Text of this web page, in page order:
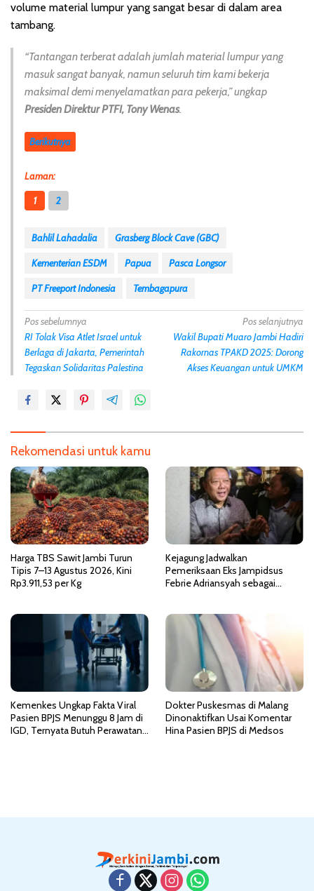
volume material lumpur yang sangat besar di dalam area
tambang.
“Tantangan terberat adalah jumlah material lumpur yang
masuk sangat banyak, namun seluruh tim kami bekerja
maksimal demi menyelamatkan para pekerja,” ungkap
Presiden Direktur PTFI, Tony Wenas.
Berikutnya
Laman:
1
2
Bahlil Lahadalia
Grasberg Block Cave (GBC)
Kementerian ESDM
Papua
Pasca Longsor
PT Freeport Indonesia
Tembagapura
N
a
v
g
s
i
p
o
s
Pos sebelumnya
RI Tolak Visa Atlet Israel untuk
Berlaga di Jakarta, Pemerintah
Tegaskan Solidaritas Palestina
Pos selanjutnya
Wakil Bupati Muaro Jambi Hadiri
Rakornas TPAKD 2025: Dorong
Akses Keuangan untuk UMKM
Rekomendasi untuk kamu
Harga TBS Sawit Jambi Turun
Tipis 7–13 Agustus 2026, Kini
Rp3.911,53 per Kg
Kejagung Jadwalkan
Pemeriksaan Eks Jampidsus
Febrie Adriansyah sebagai
Kemenkes Ungkap Fakta Viral
Pasien BPJS Menunggu 8 Jam di
IGD, Ternyata Butuh Perawatan
Dokter Puskesmas di Malang
Dinonaktifkan Usai Komentar
Hina Pasien BPJS di Medsos